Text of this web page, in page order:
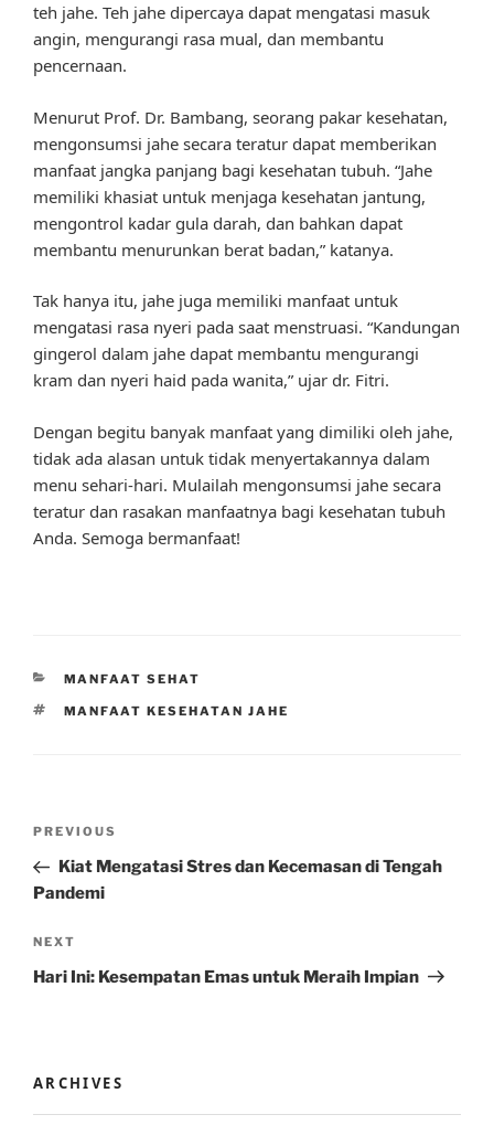
teh jahe. Teh jahe dipercaya dapat mengatasi masuk
angin, mengurangi rasa mual, dan membantu
pencernaan.
Menurut Prof. Dr. Bambang, seorang pakar kesehatan,
mengonsumsi jahe secara teratur dapat memberikan
manfaat jangka panjang bagi kesehatan tubuh. “Jahe
memiliki khasiat untuk menjaga kesehatan jantung,
mengontrol kadar gula darah, dan bahkan dapat
membantu menurunkan berat badan,” katanya.
Tak hanya itu, jahe juga memiliki manfaat untuk
mengatasi rasa nyeri pada saat menstruasi. “Kandungan
gingerol dalam jahe dapat membantu mengurangi
kram dan nyeri haid pada wanita,” ujar dr. Fitri.
Dengan begitu banyak manfaat yang dimiliki oleh jahe,
tidak ada alasan untuk tidak menyertakannya dalam
menu sehari-hari. Mulailah mengonsumsi jahe secara
teratur dan rasakan manfaatnya bagi kesehatan tubuh
Anda. Semoga bermanfaat!
CATEGORIES
MANFAAT SEHAT
TAGS
MANFAAT KESEHATAN JAHE
Previous
Post
PREVIOUS
Kiat Mengatasi Stres dan Kecemasan di Tengah
Pandemi
Next
Post
NEXT
Hari Ini: Kesempatan Emas untuk Meraih Impian
ARCHIVES